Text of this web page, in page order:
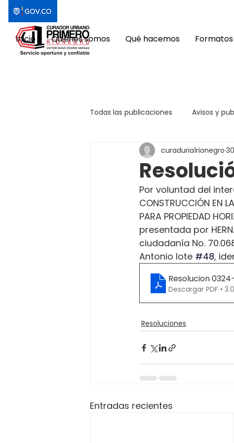
Inicio Quiénes somos Qué hacemos
Todas las publicaciones Avisos y
curaduria1rionegro
Por voluntad del
CONSTRUCCIÓN EN
PARA PROPIEDAD
presentada por
ciudadanía No.
Antonio lote #48,
Resolucion
Descargar PDF •
Resoluciones
Entradas recientes